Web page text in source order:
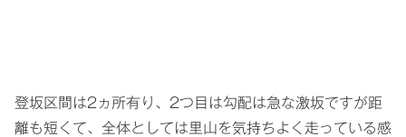
登坂区間は2ヵ所有り、2つ目は勾配は急な激坂ですが距
離も短くて、全体としては里山を気持ちよく走っている感